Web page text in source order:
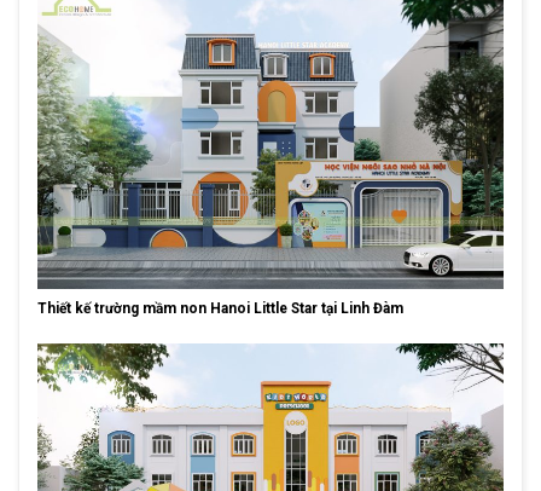
Thiết kế trường mầm non Hanoi Little Star tại Linh Đàm